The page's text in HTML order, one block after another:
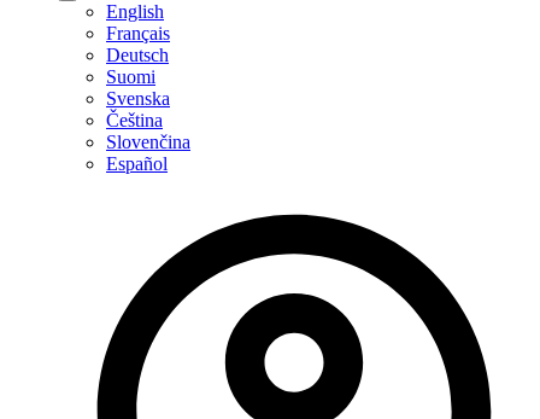
English
Français
Deutsch
Suomi
Svenska
Čeština
Slovenčina
Español